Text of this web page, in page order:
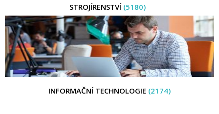
STROJÍRENSTVÍ (5180)
INFORMAČNÍ TECHNOLOGIE (2174)